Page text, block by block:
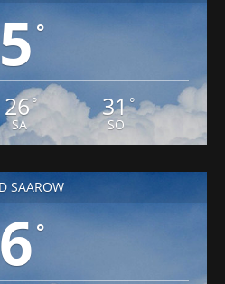
°
26°
SA
31°
SO
SAAROW
°